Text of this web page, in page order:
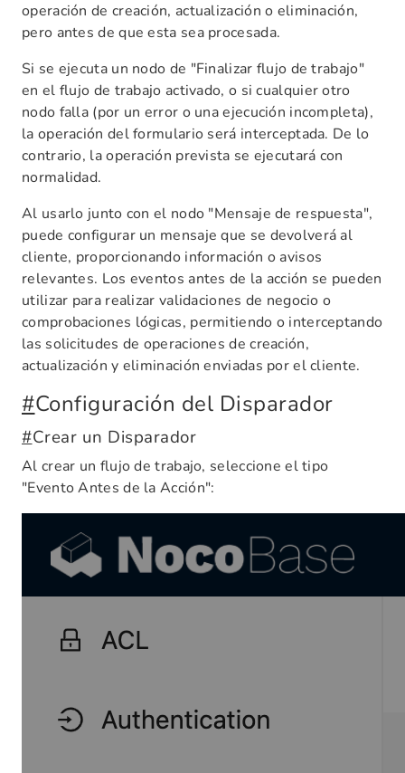
operación de creación, actualización o eliminación,
pero antes de que esta sea procesada.
Si se ejecuta un nodo de "Finalizar flujo de trabajo"
en el flujo de trabajo activado, o si cualquier otro
nodo falla (por un error o una ejecución incompleta),
la operación del formulario será interceptada. De lo
contrario, la operación prevista se ejecutará con
normalidad.
Al usarlo junto con el nodo "Mensaje de respuesta",
puede configurar un mensaje que se devolverá al
cliente, proporcionando información o avisos
relevantes. Los eventos antes de la acción se pueden
utilizar para realizar validaciones de negocio o
comprobaciones lógicas, permitiendo o interceptando
las solicitudes de operaciones de creación,
actualización y eliminación enviadas por el cliente.
#Configuración del Disparador
#Crear un Disparador
Al crear un flujo de trabajo, seleccione el tipo
"Evento Antes de la Acción":